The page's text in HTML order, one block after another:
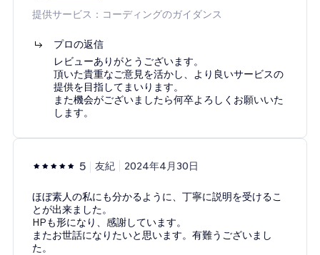
提供サービス：コーディングのガイダンス
プロの返信
レビューありがとうございます。
頂いた貴重なご意見を活かし、より良いサービスの
提供を目指してまいります。
また機会がございましたら何卒よろしくお願いいた
します。
5 友紀 2024年4月30日
ほぼ素人の私にも分かるように、丁寧に説明を受けるこ
とが出来ました。
HPも形になり、感謝しています。
またお世話になりたいと思います。有難うございまし
た。